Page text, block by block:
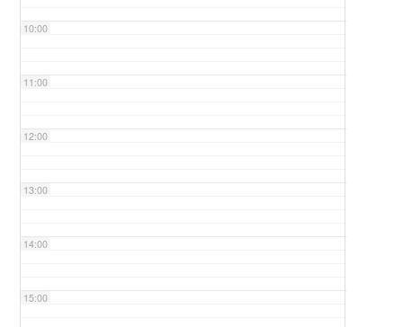
10:00
11:00
12:00
13:00
14:00
15:00